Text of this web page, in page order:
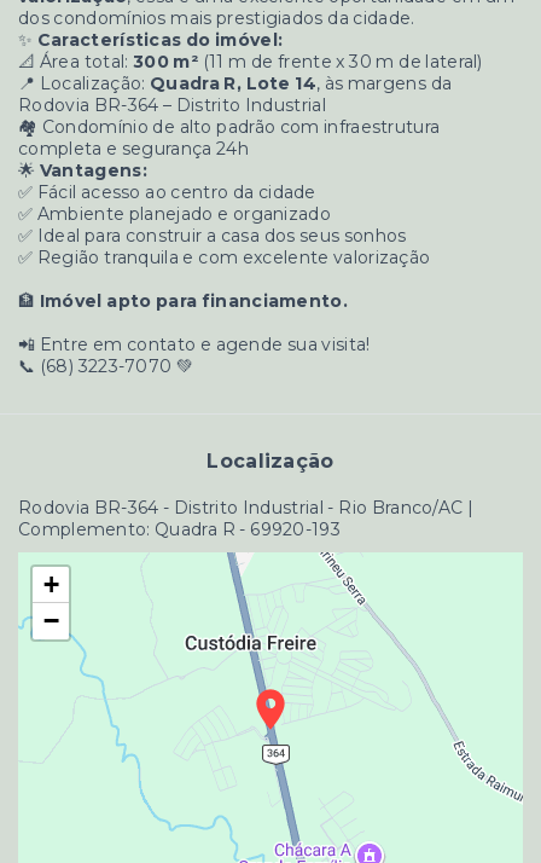
dos condomínios mais prestigiados da cidade.
✨ Características do imóvel:
📐 Área total: 300 m² (11 m de frente x 30 m de lateral)
📍 Localização: Quadra R, Lote 14, às margens da
Rodovia BR-364 – Distrito Industrial
🏘️ Condomínio de alto padrão com infraestrutura
completa e segurança 24h
🌟 Vantagens:
✅ Fácil acesso ao centro da cidade
✅ Ambiente planejado e organizado
✅ Ideal para construir a casa dos seus sonhos
✅ Região tranquila e com excelente valorização
🏦 Imóvel apto para financiamento.
📲 Entre em contato e agende sua visita!
📞 (68) 3223-7070 💚
Localização
Rodovia BR-364 - Distrito Industrial - Rio Branco/AC |
Complemento: Quadra R - 69920-193
+
−